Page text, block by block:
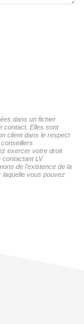
dans un fichier
contact. Elles sont
client dans le respect
exercer votre droit
LV
de l'existence de la
laquelle vous pouvez